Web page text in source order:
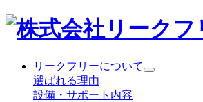
リークフリーについて
選ばれる理由
設備・サポート内容